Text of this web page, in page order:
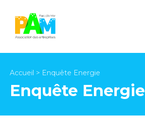
Accueil > Enquête Energie
Enquête Energie